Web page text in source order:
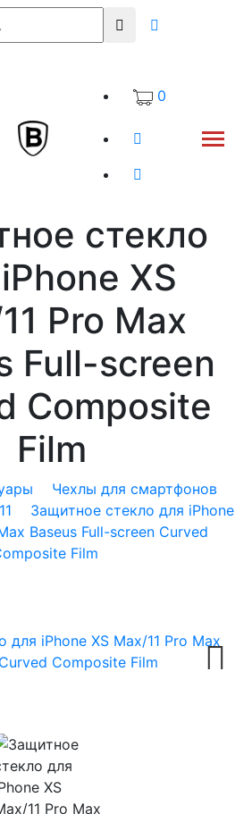
0
стекло
XS
Pro Max
Full-screen
Composite
Film
Чехлы для смартфонов
Защитное стекло для iPhone
Baseus Full-screen Curved
Film